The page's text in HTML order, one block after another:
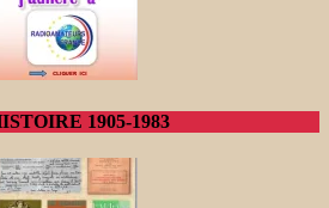
1905-1983